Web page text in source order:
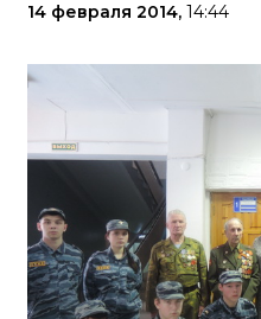
14 февраля 2014, 14:44